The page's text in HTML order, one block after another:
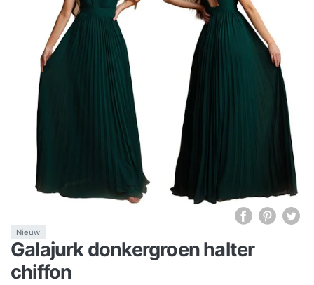
Nieuw
Galajurk donkergroen halter
chiffon